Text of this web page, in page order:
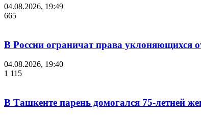
04.08.2026, 19:49
665
В России ограничат права уклоняющихся
04.08.2026, 19:40
1 115
В Ташкенте парень домогался 75-летней